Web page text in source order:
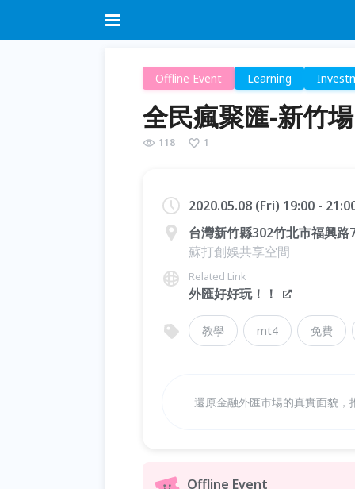
Offline Event Learning
全民瘋聚匯-新竹場
118 1
2020.05.08 (Fri) 19:00 -
台灣新竹縣302竹北市福興路
蘇打創娛共享空間
Related Link
外匯好好玩！！
教學 mt4 免費
還原金融外匯市場的真實面貌
Offline Event